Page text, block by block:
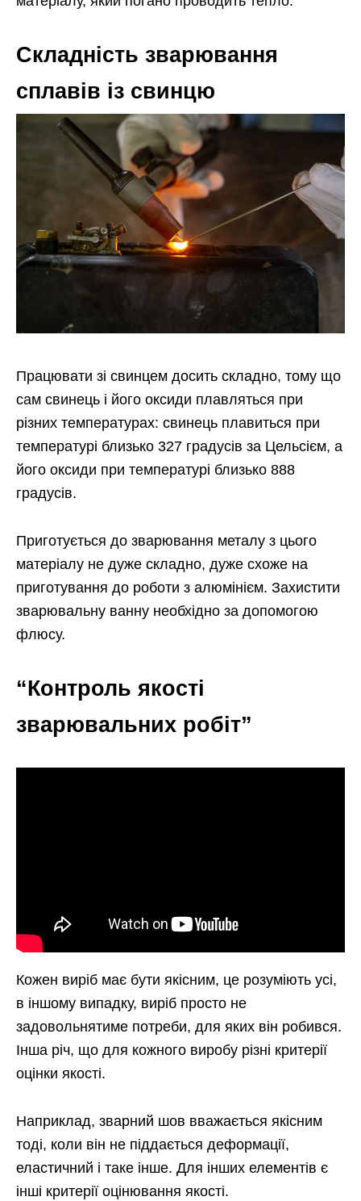
Складність зварювання
сплавів із свинцю
Працювати зі свинцем досить складно, тому що
сам свинець і його оксиди плавляться при
різних температурах: свинець плавиться при
температурі близько 327 градусів за Цельсієм, а
його оксиди при температурі близько 888
градусів.
Приготується до зварювання металу з цього
матеріалу не дуже складно, дуже схоже на
приготування до роботи з алюмінієм. Захистити
зварювальну ванну необхідно за допомогою
флюсу.
“Контроль якості
зварювальних робіт”
Кожен виріб має бути якісним, це розуміють усі,
в іншому випадку, виріб просто не
задовольнятиме потреби, для яких він робився.
Інша річ, що для кожного виробу різні критерії
оцінки якості.
Наприклад, зварний шов вважається якісним
тоді, коли він не піддається деформації,
еластичний і таке інше. Для інших елементів є
інші критерії оцінювання якості.